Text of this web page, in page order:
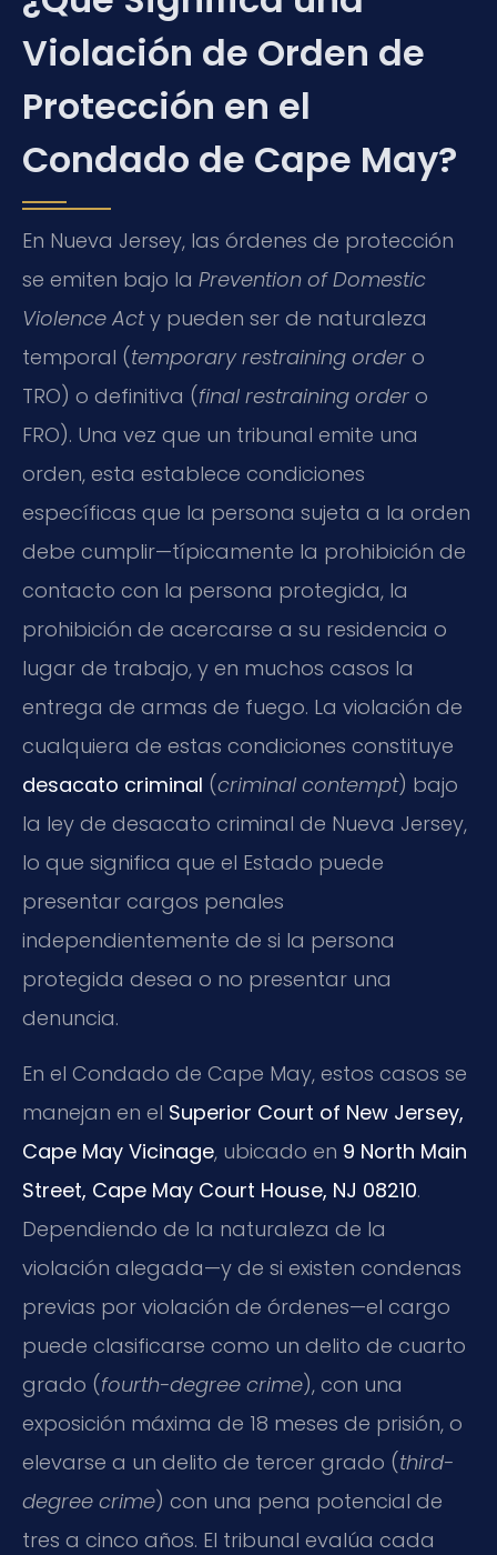
Violación de Orden de
Protección en el
Condado de Cape May?
En Nueva Jersey, las órdenes de protección
se emiten bajo la Prevention of Domestic
Violence Acty pueden ser de naturaleza
temporal (temporary restraining order o
TRO) o definitiva (final restraining order o
FRO). Una vez que un tribunal emite una
orden, esta establece condiciones
específicas que la persona sujeta a la orden
debe cumplir—típicamente la prohibición de
contacto con la persona protegida, la
prohibición de acercarse a su residencia o
lugar de trabajo, y en muchos casos la
entrega de armas de fuego. La violación de
cualquiera de estas condiciones constituye
desacato criminal (criminal contempt) bajo
la ley de desacato criminal de Nueva Jersey,
lo que significa que el Estado puede
presentar cargos penales
independientemente de si la persona
protegida desea o no presentar una
denuncia.
En el Condado de Cape May, estos casos se
manejan en el Superior Court of New Jersey,
Cape May Vicinage, ubicado en 9 North Main
Street, Cape May Court House, NJ 08210.
Dependiendo de la naturaleza de la
violación alegada—y de si existen condenas
previas por violación de órdenes—el cargo
puede clasificarse como un delito de cuarto
grado (fourth-degree crime), con una
exposición máxima de 18 meses de prisión, o
elevarse a un delito de tercer grado (third-
degree crime) con una pena potencial de
tres a cinco años. El tribunal evalúa cada